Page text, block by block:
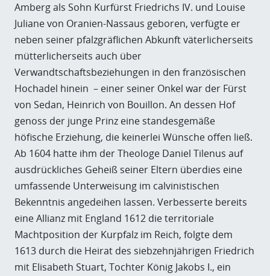
Amberg als Sohn Kurfürst Friedrichs IV. und Louise
Juliane von Oranien-Nassaus geboren, verfügte er
neben seiner pfalzgräflichen Abkunft väterlicherseits
mütterlicherseits auch über
Verwandtschaftsbeziehungen in den französischen
Hochadel hinein – einer seiner Onkel war der Fürst
von Sedan, Heinrich von Bouillon. An dessen Hof
genoss der junge Prinz eine standesgemäße
höfische Erziehung, die keinerlei Wünsche offen ließ.
Ab 1604 hatte ihm der Theologe Daniel Tilenus auf
ausdrückliches Geheiß seiner Eltern überdies eine
umfassende Unterweisung im calvinistischen
Bekenntnis angedeihen lassen. Verbesserte bereits
eine Allianz mit England 1612 die territoriale
Machtposition der Kurpfalz im Reich, folgte dem
1613 durch die Heirat des siebzehnjährigen Friedrich
mit Elisabeth Stuart, Tochter König Jakobs I., ein